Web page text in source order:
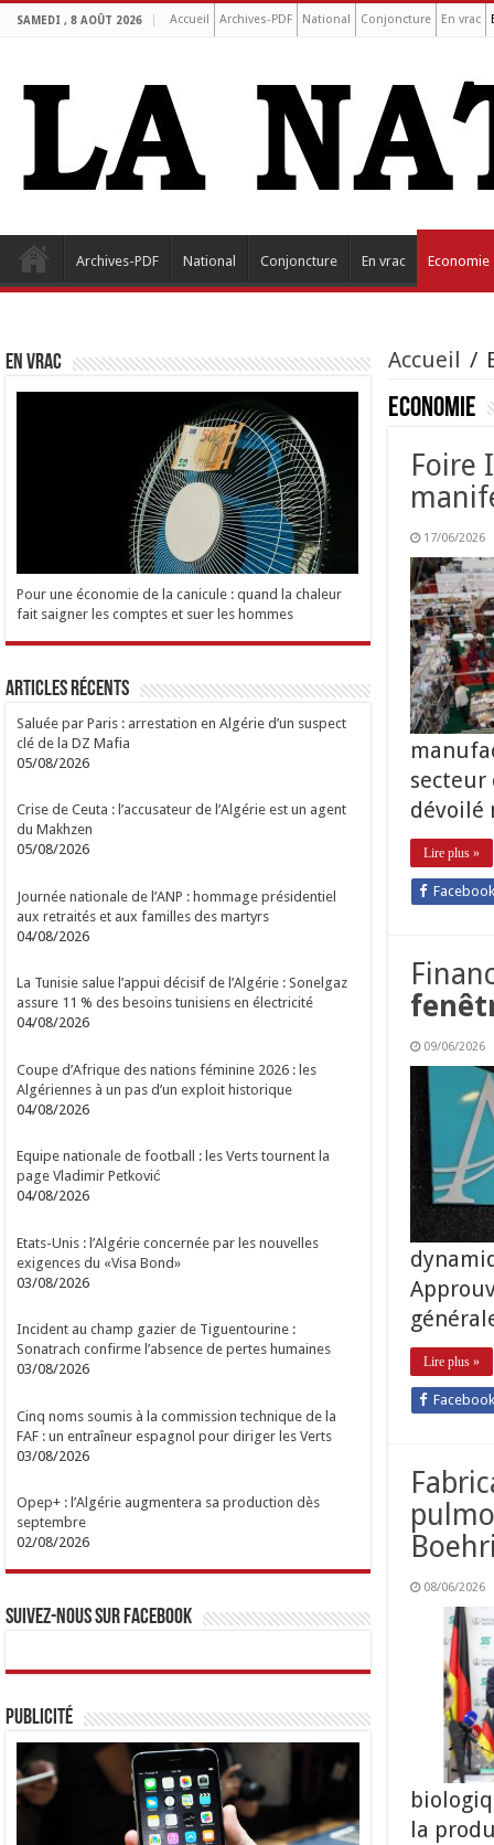
SAMEDI , 8 AOÛT 2026 Accueil Archives-PDF National Conjoncture En vrac
Archives-PDF National Conjoncture En vrac Economie
Accueil /
Economie
Foire
17/06/2026
secteur
dévoilé
Lire plus »
Facebook
09/06/2026
Lire plus »
Facebook
08/06/2026
la
EN VRAC
Pour une économie de la canicule : quand la chaleur
fait saigner les comptes et suer les hommes
Articles Récents
Saluée par Paris : arrestation en Algérie d’un suspect
clé de la DZ Mafia
05/08/2026
Crise de Ceuta : l’accusateur de l’Algérie est un agent
du Makhzen
05/08/2026
Journée nationale de l’ANP : hommage présidentiel
aux retraités et aux familles des martyrs
04/08/2026
La Tunisie salue l’appui décisif de l’Algérie : Sonelgaz
assure 11 % des besoins tunisiens en électricité
04/08/2026
Coupe d’Afrique des nations féminine 2026 : les
Algériennes à un pas d’un exploit historique
04/08/2026
Equipe nationale de football : les Verts tournent la
page Vladimir Petković
04/08/2026
Etats-Unis : l’Algérie concernée par les nouvelles
exigences du «Visa Bond»
03/08/2026
Incident au champ gazier de Tiguentourine :
Sonatrach confirme l’absence de pertes humaines
03/08/2026
Cinq noms soumis à la commission technique de la
FAF : un entraîneur espagnol pour diriger les Verts
03/08/2026
Opep+ : l’Algérie augmentera sa production dès
septembre
02/08/2026
Suivez-nous sur Facebook
Publicité